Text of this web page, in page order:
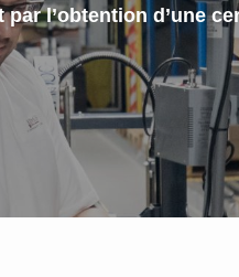
l’obtention d’une